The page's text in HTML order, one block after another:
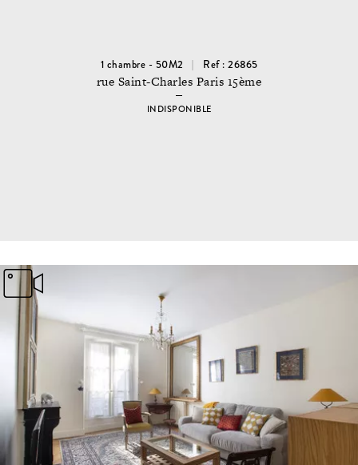
1 chambre - 50M2 Ref : 26865
rue Saint-Charles Paris 15ème
INDISPONIBLE